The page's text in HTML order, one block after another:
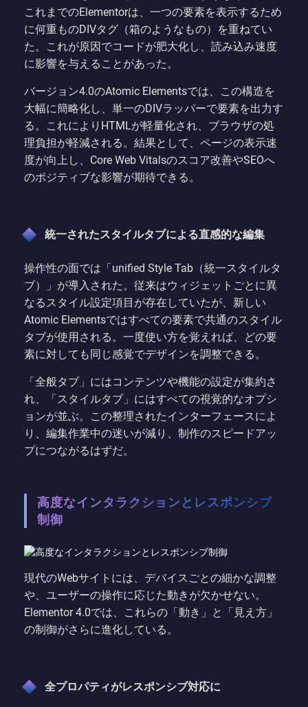
これまでのElementorは、一つの要素を表示するため
に何重ものDIVタグ（箱のようなもの）を重ねてい
た。これが原因でコードが肥大化し、読み込み速度
に影響を与えることがあった。
バージョン4.0のAtomic Elementsでは、この構造を
大幅に簡略化し、単一のDIVラッパーで要素を出力す
る。これによりHTMLが軽量化され、ブラウザの処
理負担が軽減される。結果として、ページの表示速
度が向上し、Core Web Vitalsのスコア改善やSEOへ
のポジティブな影響が期待できる。
統一されたスタイルタブによる直感的な編集
操作性の面では「unified Style Tab（統一スタイルタ
ブ）」が導入された。従来はウィジェットごとに異
なるスタイル設定項目が存在していたが、新しい
Atomic Elementsではすべての要素で共通のスタイル
タブが使用される。一度使い方を覚えれば、どの要
素に対しても同じ感覚でデザインを調整できる。
「全般タブ」にはコンテンツや機能の設定が集約さ
れ、「スタイルタブ」にはすべての視覚的なオプシ
ョンが並ぶ。この整理されたインターフェースによ
り、編集作業中の迷いが減り、制作のスピードアッ
プにつながるはずだ。
高度なインタラクションとレスポンシブ
制御
現代のWebサイトには、デバイスごとの細かな調整
や、ユーザーの操作に応じた動きが欠かせない。
Elementor 4.0では、これらの「動き」と「見え方」
の制御がさらに進化している。
全プロパティがレスポンシブ対応に